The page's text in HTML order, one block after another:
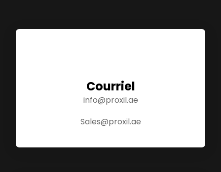
Courriel
info@proxil.ae
Sales@proxil.ae